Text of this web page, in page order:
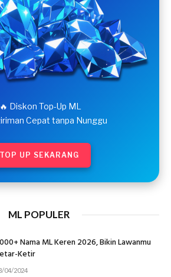
🔥 Diskon Top-Up ML
Cepat tanpa Nunggu
TOP UP SEKARANG
ML POPULER
Nama ML Keren 2026, Bikin Lawanmu
Ketir
04/2024